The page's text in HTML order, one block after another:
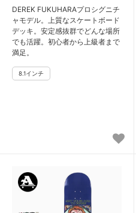
DEREK FUKUHARAプロシグニチ
ャモデル。上質なスケートボード
デッキ。安定感抜群でどんな場所
でも活躍。初心者から上級者まで
満足。